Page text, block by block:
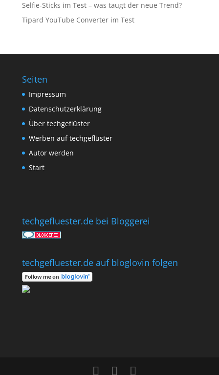
Selfie-Sticks im Test – was taugt der neue Trend?
Tipard YouTube Converter im Test
Seiten
Impressum
Datenschutzerklärung
Über techgeflüster
Werben auf techgeflüster
Autor werden
Start
techgefluester.de bei Bloggerei
techgefluester.de auf bloglovin folgen